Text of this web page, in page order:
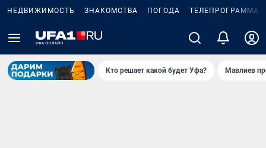
НЕДВИЖИМОСТЬ ЗНАКОМСТВА ПОГОДА ТЕЛЕПРОГРАММА
Кто решает какой будет Уфа? Мавлиев